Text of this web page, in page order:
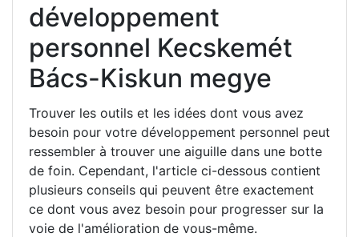
développement
personnel Kecskemét
Bács-Kiskun megye
Trouver les outils et les idées dont vous avez
besoin pour votre développement personnel peut
ressembler à trouver une aiguille dans une botte
de foin. Cependant, l'article ci-dessous contient
plusieurs conseils qui peuvent être exactement
ce dont vous avez besoin pour progresser sur la
voie de l'amélioration de vous-même.